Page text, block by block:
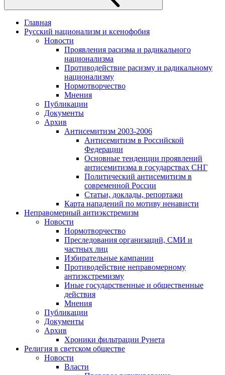
Главная
Русский национализм и ксенофобия
Новости
Проявления расизма и радикального
национализма
Противодействие расизму и радикальному
национализму
Нормотворчество
Мнения
Публикации
Документы
Архив
Антисемитизм 2003-2006
Антисемитизм в Российской
Федерации
Основные тенденции проявлений
антисемитизма в государствах СНГ
Политический антисемитизм в
современной России
Статьи, доклады, репортажи
Карта нападений по мотиву ненависти
Неправомерный антиэкстремизм
Новости
Нормотворчество
Преследования организаций, СМИ и
частных лиц
Избирательные кампании
Противодействие неправомерному
антиэкстремизму
Иные государственные и общественные
действия
Мнения
Публикации
Документы
Архив
Хроники фильтрации Рунета
Религия в светском обществе
Новости
Власти